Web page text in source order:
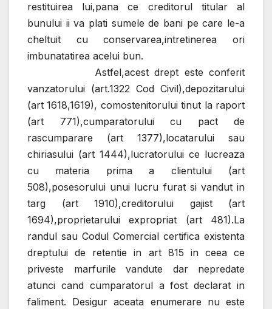
restituirea lui,pana ce creditorul titular al
bunului ii va plati sumele de bani pe care le-a
cheltuit cu conservarea,intretinerea ori
imbunatatirea acelui bun.
Astfel,acest drept este conferit
vanzatorului (art.1322 Cod Civil),depozitarului
(art 1618,1619), comostenitorului tinut la raport
(art 771),cumparatorului cu pact de
rascumparare (art 1377),locatarului sau
chiriasului (art 1444),lucratorului ce lucreaza
cu materia prima a clientului (art
508),posesorului unui lucru furat si vandut in
targ (art 1910),creditorului gajist (art
1694),proprietarului expropriat (art 481).La
randul sau Codul Comercial certifica existenta
dreptului de retentie in art 815 in ceea ce
priveste marfurile vandute dar nepredate
atunci cand cumparatorul a fost declarat in
faliment. Desigur aceata enumerare nu este